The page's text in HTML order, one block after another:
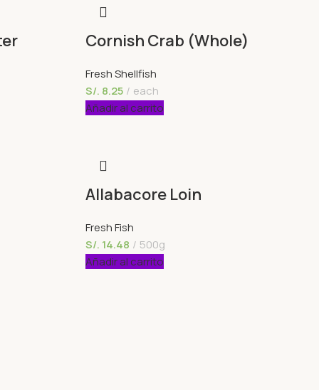
Cornish Crab (Whole)
Fresh Shellfish
S/. 8.25
each
Añadir al carrito
Allabacore Loin
Fresh Fish
S/. 14.48
500g
Añadir al carrito